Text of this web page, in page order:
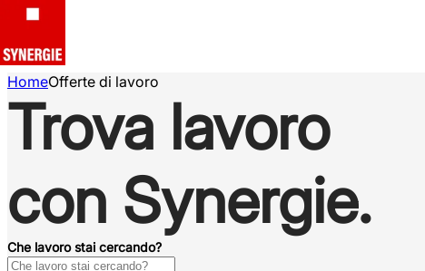
HomeOfferte di lavoro
Trova lavoro
con Synergie.
Che lavoro stai cercando?